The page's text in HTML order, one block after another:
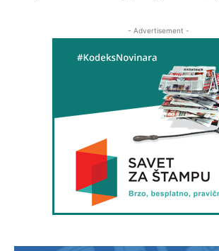
- Advertisement -